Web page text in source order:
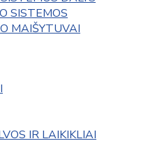
SISTEMOS
MAIŠYTUVAI
IR LAIKIKLIAI